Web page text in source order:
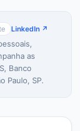
LinkedIn ↗
as
Banco
Paulo, SP.